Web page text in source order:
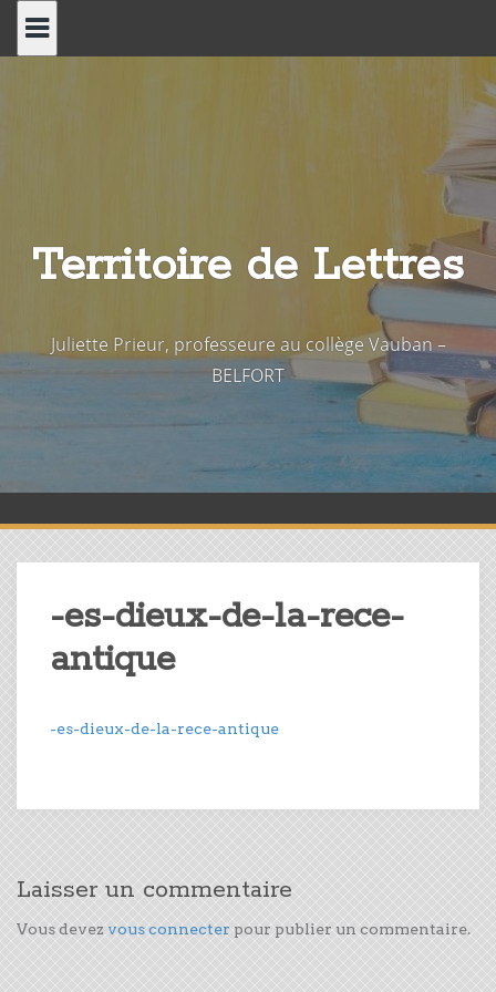
Territoire de Lettres
Juliette Prieur, professeure au collège Vauban –
BELFORT
-es-dieux-de-la-rece-
antique
-es-dieux-de-la-rece-antique
Laisser un commentaire
Vous devez vous connecter pour publier un commentaire.